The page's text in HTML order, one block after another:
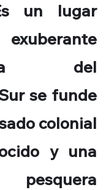
un lugar
del
se funde
colonial
y una
pesquera